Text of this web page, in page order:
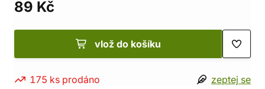
89 Kč
vlož do košíku
175 ks prodáno zeptej se